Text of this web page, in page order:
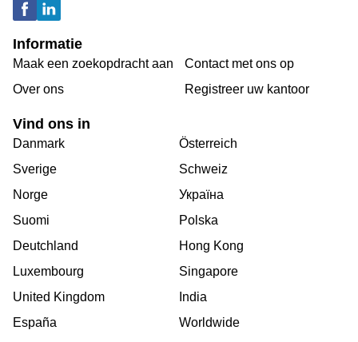
Informatie
Maak een zoekopdracht aan
Over ons
Contact met ons op
Registreer uw kantoor
Vind ons in
Danmark
Sverige
Norge
Suomi
Deutchland
Luxembourg
United Kingdom
España
Österreich
Schweiz
Україна
Polska
Hong Kong
Singapore
India
Worldwide